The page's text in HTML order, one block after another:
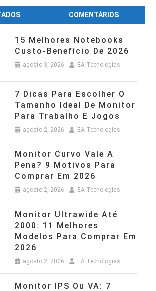
COMENTÁRIOS
15 Melhores Notebooks
Custo-Benefício De 2026
agosto 3, 2026 EA Tecnologias
7 Dicas Para Escolher O
Tamanho Ideal De Monitor
Para Trabalho E Jogos
agosto 2, 2026 EA Tecnologias
Monitor Curvo Vale A
Pena? 9 Motivos Para
Comprar Em 2026
agosto 2, 2026 EA Tecnologias
Monitor Ultrawide Até
2000: 11 Melhores
Modelos Para Comprar Em
2026
agosto 2, 2026 EA Tecnologias
Monitor IPS Ou VA: 7